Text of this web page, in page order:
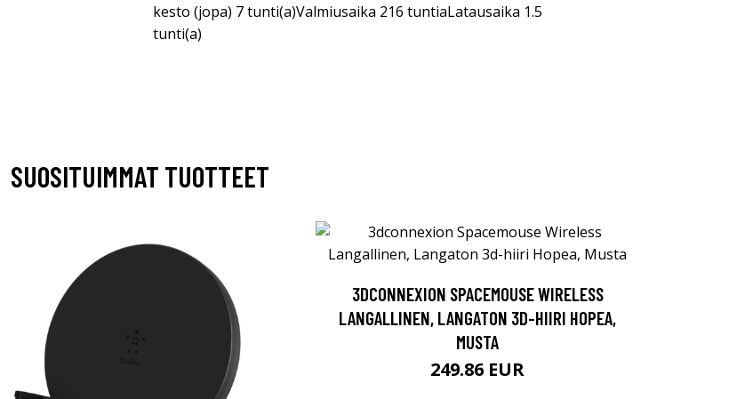
kesto (jopa) 7 tunti(a)Valmiusaika 216 tuntiaLatausaika 1.5
tunti(a)
SUOSITUIMMAT TUOTTEET
3DCONNEXION SPACEMOUSE WIRELESS
LANGALLINEN, LANGATON 3D-HIIRI HOPEA,
MUSTA
249.86 EUR